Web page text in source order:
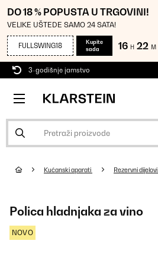
DO 18 % POPUSTA U TRGOVINI!
VELIKE UŠTEDE SAMO 24 SATA!
FULLSWING18
Kupite
sada
16 H 22 M
3-godišnje jamstvo
Kućanski aparati Rezervni dijelovi
Polica hladnjaka za vino
NOVO